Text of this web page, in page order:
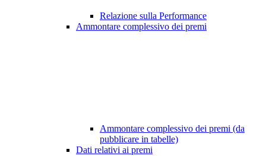
Relazione sulla Performance
Ammontare complessivo dei premi
Ammontare complessivo dei premi (da
pubblicare in tabelle)
Dati relativi ai premi